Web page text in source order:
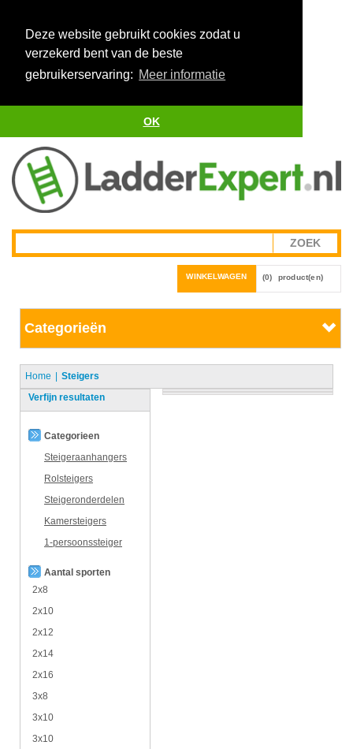
Deze website gebruikt cookies zodat u
verzekerd bent van de beste
gebruikerservaring: Meer informatie
OK
WINKELWAGEN (0) product(en)
Categorieën
Home
Steigers
Verfijn resultaten
Categorieen
Steigeraanhangers
Rolsteigers
Steigeronderdelen
Kamersteigers
1-persoonssteiger
Aantal sporten
2x8
2x10
2x12
2x14
2x16
3x8
3x10
3x10